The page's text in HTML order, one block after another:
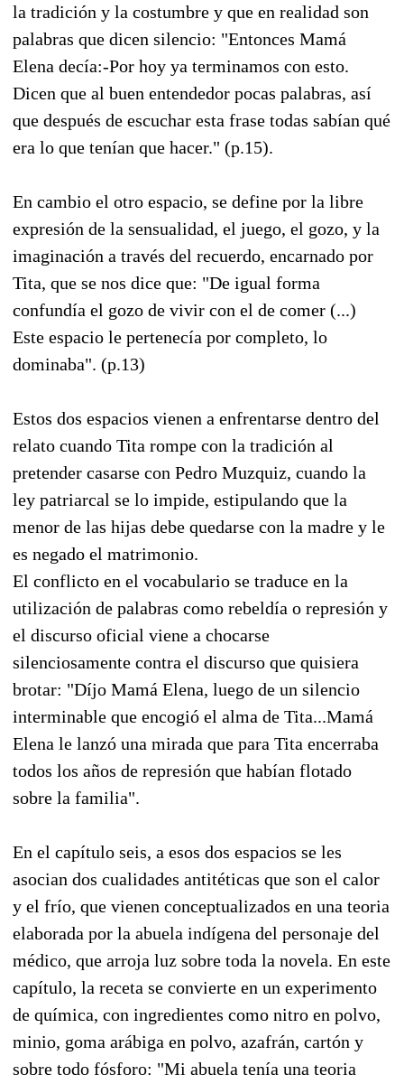
la tradición y la costumbre y que en realidad son
palabras que dicen silencio: "Entonces Mamá
Elena decía:-Por hoy ya terminamos con esto.
Dicen que al buen entendedor pocas palabras, así
que después de escuchar esta frase todas sabían qué
era lo que tenían que hacer." (p.15).
En cambio el otro espacio, se define por la libre
expresión de la sensualidad, el juego, el gozo, y la
imaginación a través del recuerdo, encarnado por
Tita, que se nos dice que: "De igual forma
confundía el gozo de vivir con el de comer (...)
Este espacio le pertenecía por completo, lo
dominaba". (p.13)
Estos dos espacios vienen a enfrentarse dentro del
relato cuando Tita rompe con la tradición al
pretender casarse con Pedro Muzquiz, cuando la
ley patriarcal se lo impide, estipulando que la
menor de las hijas debe quedarse con la madre y le
es negado el matrimonio.
El conflicto en el vocabulario se traduce en la
utilización de palabras como rebeldía o represión y
el discurso oficial viene a chocarse
silenciosamente contra el discurso que quisiera
brotar: "Díjo Mamá Elena, luego de un silencio
interminable que encogió el alma de Tita...Mamá
Elena le lanzó una mirada que para Tita encerraba
todos los años de represión que habían flotado
sobre la familia".
En el capítulo seis, a esos dos espacios se les
asocian dos cualidades antitéticas que son el calor
y el frío, que vienen conceptualizados en una teoria
elaborada por la abuela indígena del personaje del
médico, que arroja luz sobre toda la novela. En este
capítulo, la receta se convierte en un experimento
de química, con ingredientes como nitro en polvo,
minio, goma arábiga en polvo, azafrán, cartón y
sobre todo fósforo: "Mi abuela tenía una teoria